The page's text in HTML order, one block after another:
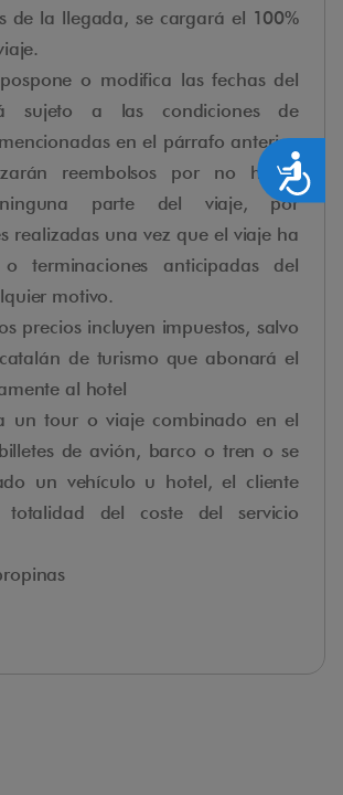
Accesibilidad
de la llegada, se cargará el 100%
o modifica las fechas del
sujeto a las condiciones de
en el párrafo anterior.
reembolsos por no haber
ninguna parte del viaje, por
realizadas una vez que el viaje ha
o terminaciones anticipadas del
motivo.
precios incluyen impuestos, salvo
de turismo que abonará el
al hotel
un tour o viaje combinado en el
de avión, barco o tren o se
un vehículo u hotel, el cliente
del coste del servicio